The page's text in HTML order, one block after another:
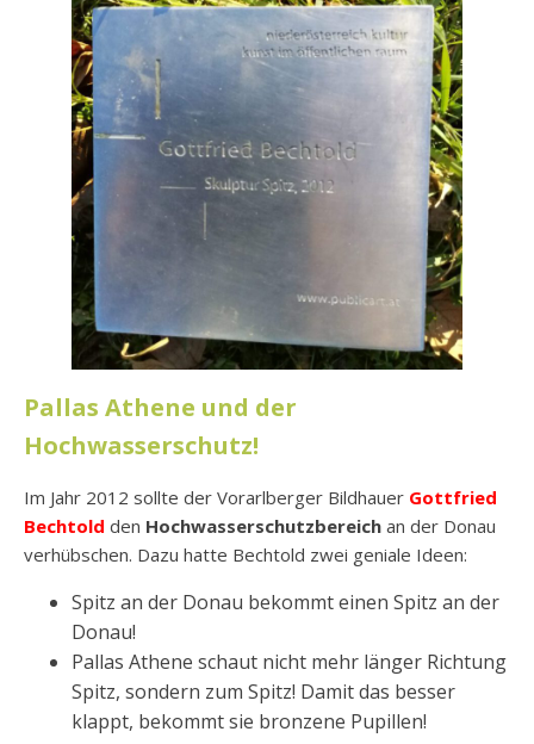
Pallas Athene und der
Hochwasserschutz!
Im Jahr 2012 sollte der Vorarlberger Bildhauer Gottfried
Bechtold den Hochwasserschutzbereich an der Donau
verhübschen. Dazu hatte Bechtold zwei geniale Ideen:
Spitz an der Donau bekommt einen Spitz an der
Donau!
Pallas Athene schaut nicht mehr länger Richtung
Spitz, sondern zum Spitz! Damit das besser
klappt, bekommt sie bronzene Pupillen!